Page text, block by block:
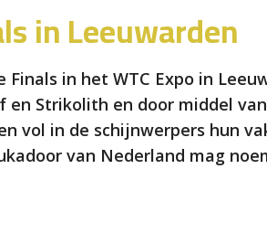
in Leeuwarden
in het WTC Expo in
Strikolith en door middel
vol in de schijnwerpers hun
van Nederland mag